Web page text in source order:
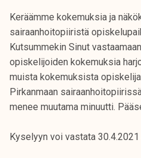
Keräämme kokemuksia ja
sairaanhoitopiiristä
Kutsummekin Sinut
opiskelijoiden kokemuksia
muista kokemuksista
Pirkanmaan
menee muutama minuutti.
Kyselyyn voi vastata